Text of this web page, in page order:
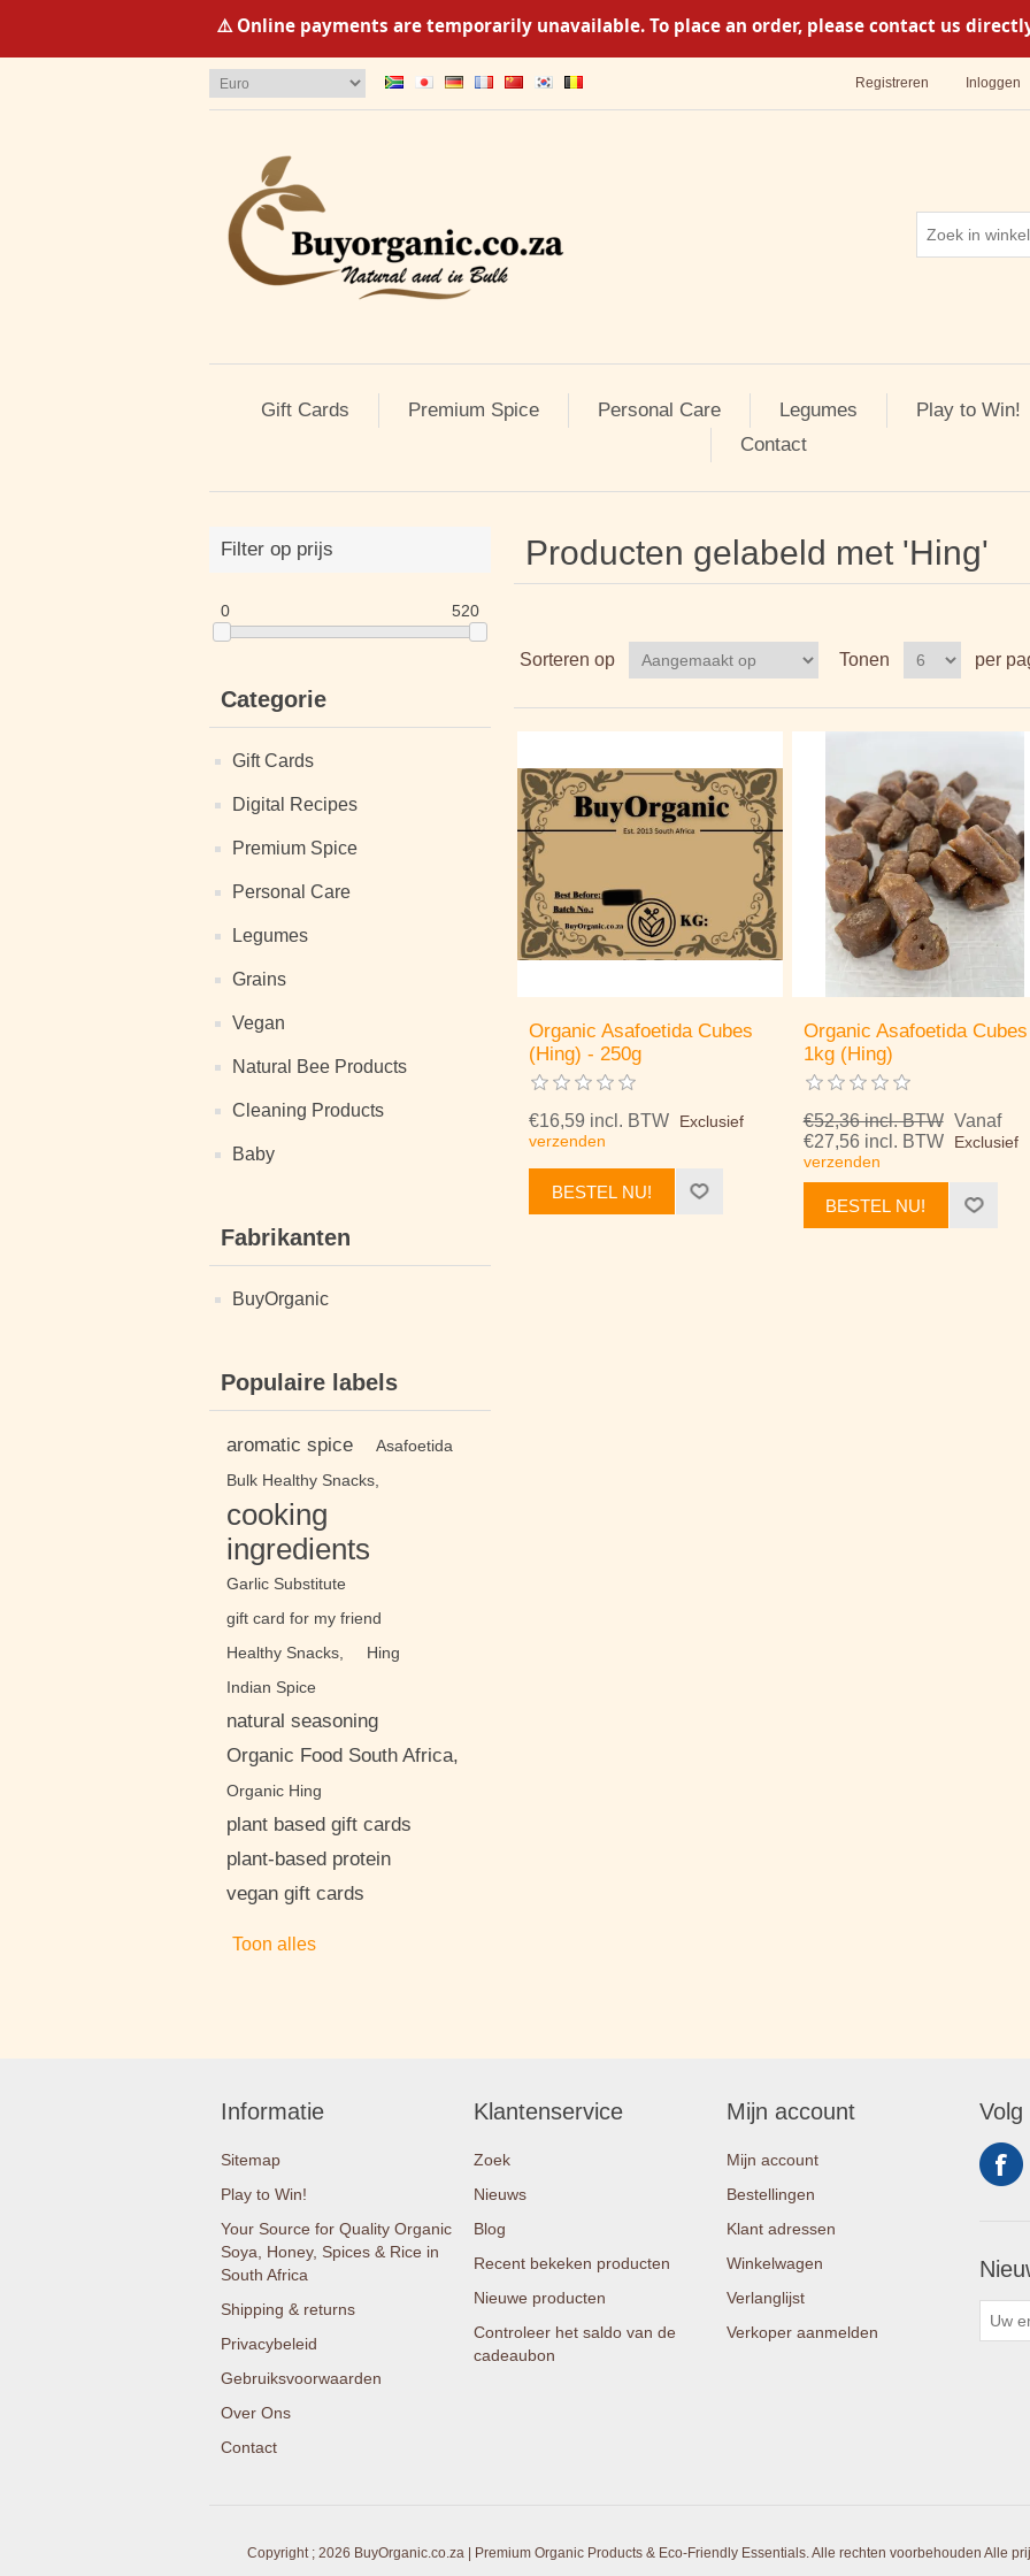
⚠️ Online payments are temporarily unavailable. To place an order, please contact us
Registreren Inloggen
Gift Cards Premium Spice Personal Care Legumes
Play to Win!
Contact
Filter op prijs
0 520
Categorie
Gift Cards
Digital Recipes
Premium Spice
Personal Care
Legumes
Grains
Vegan
Natural Bee Products
Cleaning Products
Baby
Fabrikanten
BuyOrganic
Populaire labels
aromatic spice
Asafoetida
Bulk Healthy Snacks,
cooking
ingredients
Garlic Substitute
gift card for my friend
Healthy Snacks,
Hing
Indian Spice
natural seasoning
Organic Food South Africa,
Organic Hing
plant based gift cards
plant-based protein
vegan gift cards
Toon alles
Producten gelabeld met 'Hing'
Sorteren op Tonen per
Organic Asafoetida Cubes
(Hing) - 250g
€16,59 incl. BTW
Exclusief
verzenden
BESTEL NU!
Organic Asafoetida Cubes
1kg (Hing)
€52,36 incl. BTW Vanaf
€27,56 incl. BTW
Exclusief
verzenden
BESTEL NU!
Informatie
Sitemap
Play to Win!
Your Source for Quality Organic
Soya, Honey, Spices & Rice in
South Africa
Shipping & returns
Privacybeleid
Gebruiksvoorwaarden
Over Ons
Contact
Klantenservice
Zoek
Nieuws
Blog
Recent bekeken producten
Nieuwe producten
Controleer het saldo van de
cadeaubon
Mijn account
Mijn account
Bestellingen
Klant adressen
Winkelwagen
Verlanglijst
Verkoper aanmelden
Volg
Copyright ; 2026 BuyOrganic.co.za | Premium Organic Products & Eco-Friendly Essentials. Alle rechten voorbehouden Alle